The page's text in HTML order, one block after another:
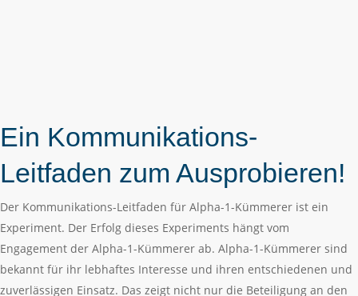
Ein Kommunikations-
Leitfaden zum Ausprobieren!
Der Kommunikations-Leitfaden für Alpha-1-Kümmerer ist ein
Experiment. Der Erfolg dieses Experiments hängt vom
Engagement der Alpha-1-Kümmerer ab. Alpha-1-Kümmerer sind
bekannt für ihr lebhaftes Interesse und ihren entschiedenen und
zuverlässigen Einsatz. Das zeigt nicht nur die Beteiligung an den